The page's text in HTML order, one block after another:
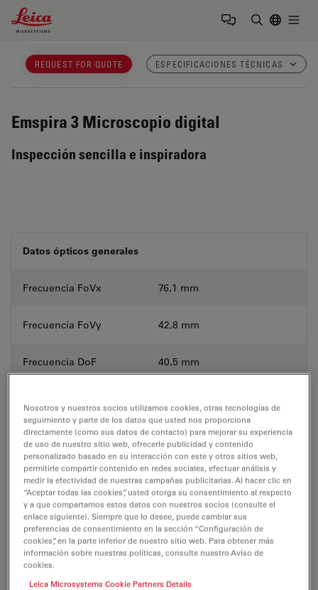
Leica Microsystems Logo
REQUEST FOR QUOTE ESPECIFICACIONES TÉCNICAS
Emspira 3 Microscopio digital
Inspección sencilla e inspiradora
Datos ópticos generales
Frecuencia FoVx 76,1 mm
Frecuencia FoVy 42,8 mm
Frecuencia DoF 40,5 mm
Datos ópticos para PlanApo 1.0x
Precisión de
medición máx. con
zoom de 0,75x
+/- 1 %
Precisión de
medición máx. con
zoom de 6,0x
+/- 0,5 %
Nosotros y nuestros socios utilizamos cookies, otras tecnologías de
seguimiento y parte de los datos que usted nos proporciona
directamente (como sus datos de contacto) para mejorar su experiencia
de uso de nuestro sitio web, ofrecerle publicidad y contenido
personalizado basado en su interacción con este y otros sitios web,
permitirle compartir contenido en redes sociales, efectuar análisis y
medir la efectividad de nuestras campañas publicitarias. Al hacer clic en
“Aceptar todas las cookies”, usted otorga su consentimiento al respecto
y a que compartamos estos datos con nuestros socios (consulte el
enlace siguiente). Siempre que lo desee, puede cambiar sus
preferencias de consentimiento en la sección “Configuración de
cookies”, en la parte inferior de nuestro sitio web. Para obtener más
información sobre nuestras políticas, consulte nuestro Aviso de
cookies.
Leica Microsystems Cookie Partners Details